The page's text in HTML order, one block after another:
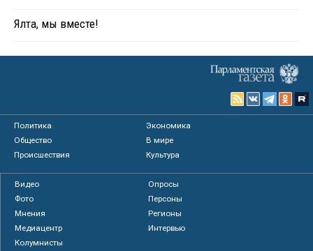
Ялта, мы вместе!
Политика
Экономика
Общество
В мире
Происшествия
Культура
Видео
Опросы
Фото
Персоны
Мнения
Регионы
Медиацентр
Интервью
Колумнисты